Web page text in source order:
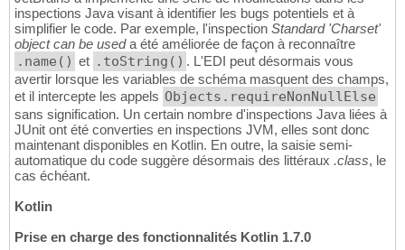
inspections Java visant à identifier les bugs potentiels et à
simplifier le code. Par exemple, l'inspection Standard 'Charset'
object can be useda été améliorée de façon à reconnaître
.name() et .toString() . L'EDI peut désormais vous
avertir lorsque les variables de schéma masquent des champs,
et il intercepte les appels Objects.requireNonNullElse
sans signification. Un certain nombre d'inspections Java liées à
JUnit ont été converties en inspections JVM, elles sont donc
maintenant disponibles en Kotlin. En outre, la saisie semi-
automatique du code suggère désormais des littéraux .class, le
cas échéant.
Kotlin
Prise en charge des fonctionnalités Kotlin 1.7.0